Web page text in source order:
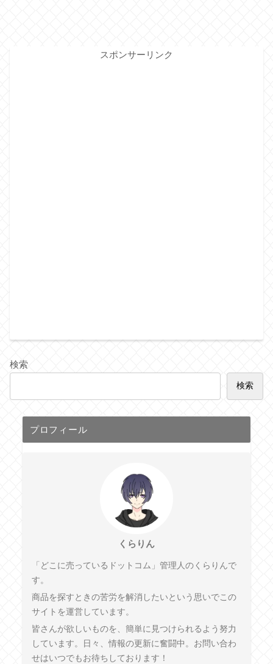
スポンサーリンク
検索
検索
プロフィール
くらりん
「どこに売っているドットコム」管理人のくらりんで
す。
商品を探すときの苦労を解消したいという思いでこの
サイトを運営しています。
皆さんが欲しいものを、簡単に見つけられるよう努力
しています。日々、情報の更新に奮闘中。お問い合わ
せはいつでもお待ちしております！